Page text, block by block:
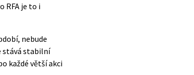
RFA je to i
nebude
stává stabilní
každé větší akci